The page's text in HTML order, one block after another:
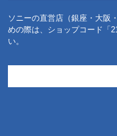
ソニーの直営店（銀座・大阪
めの際は、ショップコード「
い。